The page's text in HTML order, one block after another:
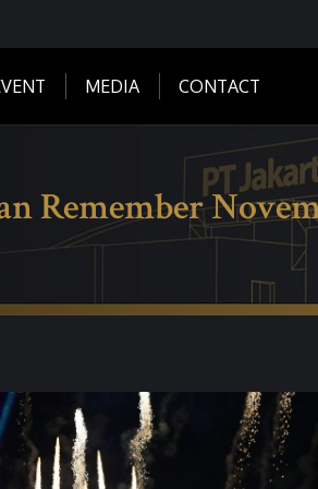
MEDIA CONTACT
Remember